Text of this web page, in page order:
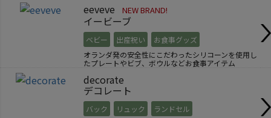
eeveve NEW BRAND!
イービーブ
ベビー 出産祝い
お食事グッズ
オランダ発の安全性にこだわったシリコーンを使用し
たプレートやビブ、ボウルなどお食事アイテム
decorate
デコレート
バック リュック
ランドセル